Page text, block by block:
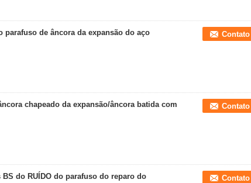
parafuso de âncora da expansão do aço
Contato
chapeado da expansão/âncora batida com
Contato
BS do RUÍDO do parafuso do reparo do
Contato